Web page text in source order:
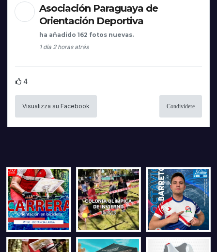
Asociación Paraguaya de
Orientación Deportiva
ha añadido 162 fotos nuevas.
1 día 2 horas atrás
4
Visualizza su Facebook Condividere